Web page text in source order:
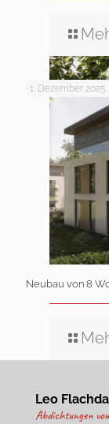
1. Dezember 2025
Neubau von 8
Leo
Abdichtungen